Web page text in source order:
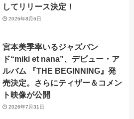
してリリース決定！
2026年8月6日
宮本美季率いるジャズバン
ド“miki et nana”、デビュー・ア
ルバム 『THE BEGINNING』発
売決定。さらにティザー＆コメン
ト映像が公開
2026年7月31日